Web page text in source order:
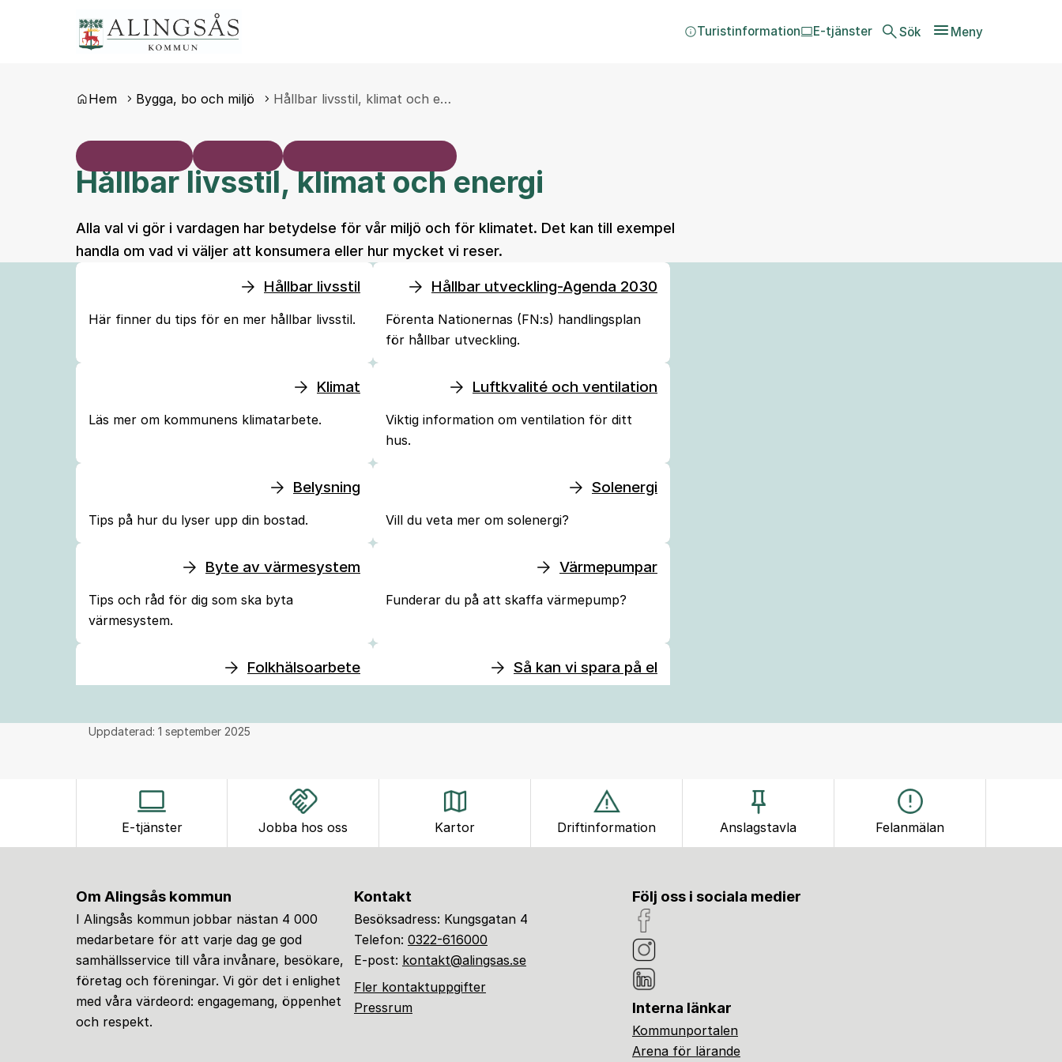
Sök Meny
Turistinformation E-tjänster
Du är här:
Hem Bygga, bo och miljö Hållbar livsstil, klimat och e…
Hållbar livsstil, klimat och energi
Alla val vi gör i vardagen har betydelse för vår miljö och för klimatet. Det kan till exempel
handla om vad vi väljer att konsumera eller hur mycket vi reser.
Hållbar livsstil
Här finner du tips för en mer hållbar livsstil.
Hållbar utveckling-Agenda 2030
Förenta Nationernas (FN:s) handlingsplan
för hållbar utveckling.
Klimat
Läs mer om kommunens klimatarbete.
Luftkvalité och ventilation
Viktig information om ventilation för ditt
hus.
Belysning
Tips på hur du lyser upp din bostad.
Solenergi
Vill du veta mer om solenergi?
Byte av värmesystem
Tips och råd för dig som ska byta
värmesystem.
Värmepumpar
Funderar du på att skaffa värmepump?
Folkhälsoarbete Så kan vi spara på el
Uppdaterad: 1 september 2025
E-tjänster Jobba hos oss Kartor Driftinformation Anslagstavla Felanmälan
Om Alingsås kommun
I Alingsås kommun jobbar nästan 4 000
medarbetare för att varje dag ge god
samhällsservice till våra invånare, besökare,
företag och föreningar. Vi gör det i enlighet
med våra värdeord: engagemang, öppenhet
och respekt.
Kontakt
Besöksadress: Kungsgatan 4
Telefon: 0322-616000
E-post: kontakt@alingsas.se
Fler kontaktuppgifter
Pressrum
Följ oss i sociala medier
Interna länkar
Kommunportalen
Arena för lärande